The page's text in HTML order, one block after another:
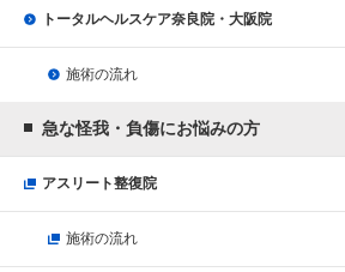
トータルヘルスケア奈良院・大阪院
施術の流れ
急な怪我・負傷にお悩みの方
アスリート整復院
施術の流れ